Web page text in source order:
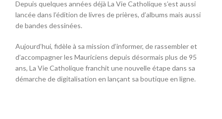
Depuis quelques années déjàLa Vie Catholique s’est aussi
lancée dans l’édition de livres de prières, d’albums mais aussi
de bandes dessinées.
Aujourd’hui, fidèle à sa mission d’informer, de rassembler et
d’accompagner les Mauriciens depuis désormais plus de 95
ans,La Vie Catholiquefranchit une nouvelle étape dans sa
démarche de digitalisation en lançant sa boutique en ligne.